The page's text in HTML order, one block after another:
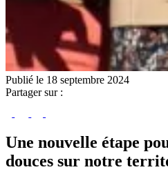
Publié le 18 septembre 2024
Partager sur :
Une nouvelle étape
douces sur notre